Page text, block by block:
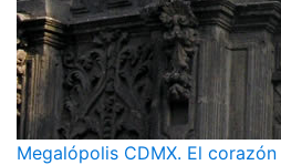
Megalópolis CDMX. El